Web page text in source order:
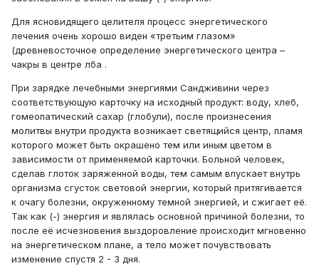
Для ясновидящего целителя процесс энергетического
лечения очень хорошо виден «третьим глазом»
(древневосточное определение энергетического центра –
чакры в центре лба .
При зарядке лечебными энергиями Сандживини через
соответствующую карточку на исходный продукт: воду, хлеб,
гомеопатический сахар (глобули), после произнесения
молитвы внутри продукта возникает светящийся центр, пламя
которого может быть окрашено тем или иным цветом в
зависимости от применяемой карточки. Больной человек,
сделав глоток заряженной воды, тем самым впускает внутрь
организма сгусток световой энергии, который притягивается
к очагу болезни, окруженному темной энергией, и сжигает её.
Так как (-) энергия и являлась основной причиной болезни, то
после её исчезновения выздоровление происходит мгновенно
на энергетическом плане, а тело может почувствовать
изменение спустя 2 - 3 дня.